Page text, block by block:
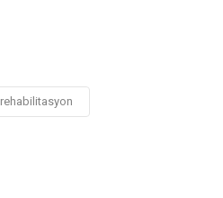
rehabilitasyon